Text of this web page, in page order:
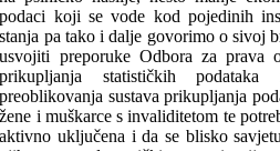
podaci koji se vode kod pojedinih
stanja pa tako i dalje govorimo o sivoj
usvojiti preporuke Odbora za prava
prikupljanja statističkih podataka
preoblikovanja sustava prikupljanja
žene i muškarce s invaliditetom te
aktivno uključena i da se blisko